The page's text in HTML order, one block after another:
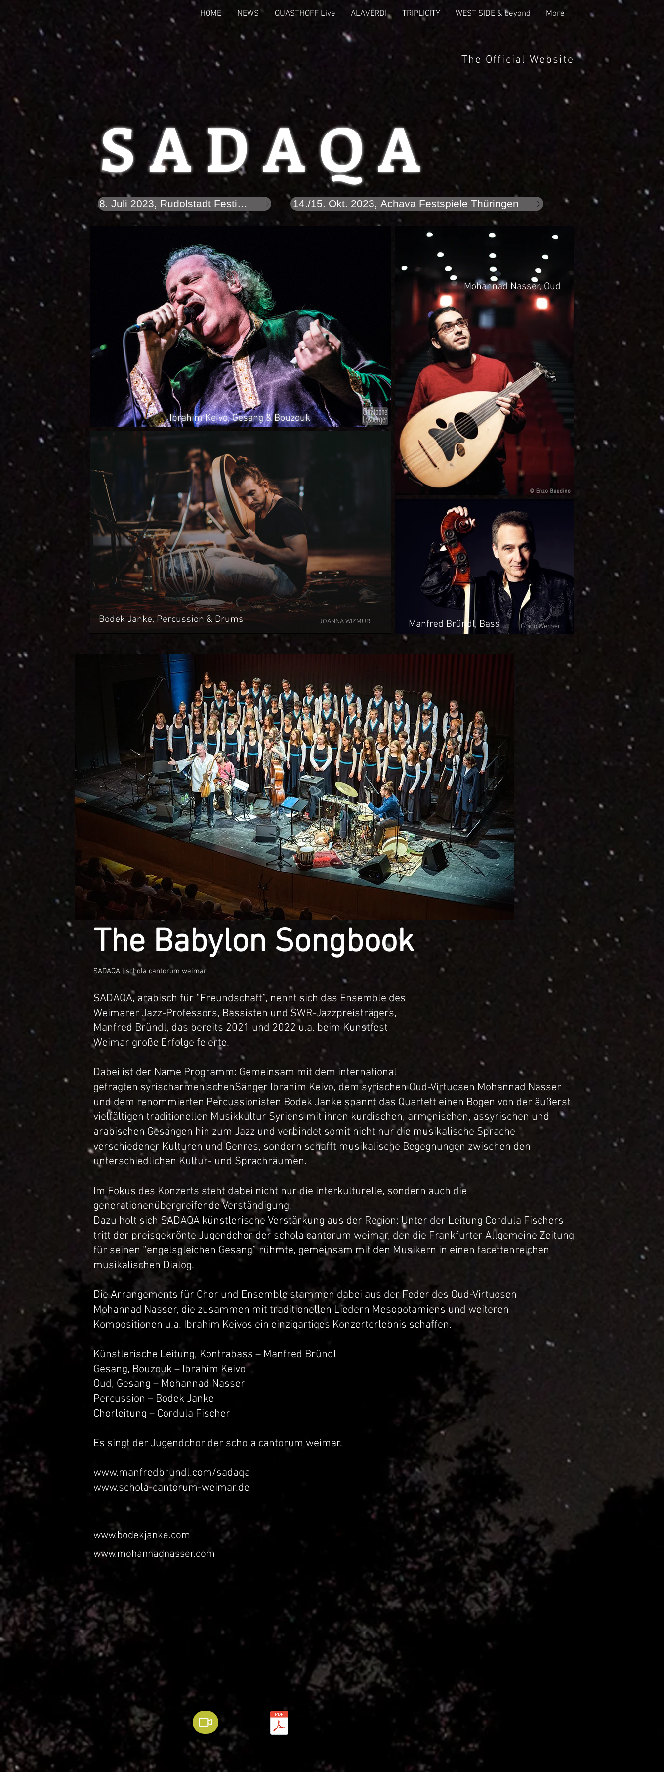
HOME NEWS QUASTHOFF Live ALAVERDI TRIPLICITY WEST SIDE & beyond More
The Official Website
S A D A Q A
8. Juli 2023, Rudolstadt Festival 14./15. Okt. 2023, Achava Festspiele Thüringen
Ibrahim Keivo, Gesang & Bouzouk
Mohannad Nasser, Oud
Bodek Janke, Percussion & Drums JOANNA WIZMUR
Guido Werner
Manfred Bründl, Bass
The Babylon Songbook
SADAQA | schola cantorum weimar
SADAQA, arabisch für “Freundschaft”, nennt sich das Ensemble des
Weimarer Jazz-Professors, Bassisten und SWR-Jazzpreisträgers,
Manfred Bründl, das bereits 2021 und 2022 u.a. beim Kunstfest
Weimar große Erfolge feierte.
Dabei ist der Name Programm: Gemeinsam mit dem international
gefragten syrischarmenischenSänger Ibrahim Keivo, dem syrischen Oud-Virtuosen Mohannad Nasser
und dem renommierten Percussionisten Bodek Janke spannt das Quartett einen Bogen von der äußerst
vielfältigen traditionellen Musikkultur Syriens mit ihren kurdischen, armenischen, assyrischen und
arabischen Gesängen hin zum Jazz und verbindet somit nicht nur die musikalische Sprache
verschiedener Kulturen und Genres, sondern schafft musikalische Begegnungen zwischen den
unterschiedlichen Kultur- und Sprachräumen.
Im Fokus des Konzerts steht dabei nicht nur die interkulturelle, sondern auch die
generationenübergreifende Verständigung.
Dazu holt sich SADAQA künstlerische Verstärkung aus der Region: Unter der Leitung Cordula Fischers
tritt der preisgekrönte Jugendchor der schola cantorum weimar, den die Frankfurter Allgemeine Zeitung
für seinen “engelsgleichen Gesang” rühmte, gemeinsam mit den Musikern in einen facettenreichen
musikalischen Dialog.
Die Arrangements für Chor und Ensemble stammen dabei aus der Feder des Oud-Virtuosen
Mohannad Nasser, die zusammen mit traditionellen Liedern Mesopotamiens und weiteren
Kompositionen u.a. Ibrahim Keivos ein einzigartiges Konzerterlebnis schaffen.
Künstlerische Leitung, Kontrabass – Manfred Bründl
Gesang, Bouzouk – Ibrahim Keivo
Oud, Gesang – Mohannad Nasser
Percussion – Bodek Janke
Chorleitung – Cordula Fischer
Es singt der Jugendchor der schola cantorum weimar.
www.manfredbrundl.com/sadaqa
www.schola-cantorum-weimar.de
www.bodekjanke.com
www.mohannadnasser.com